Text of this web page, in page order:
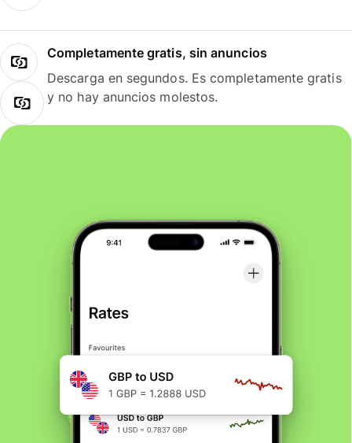
Completamente gratis, sin anuncios
Descarga en segundos. Es completamente gratis
y no hay anuncios molestos.